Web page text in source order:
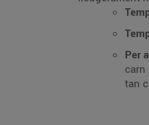
Per
tan